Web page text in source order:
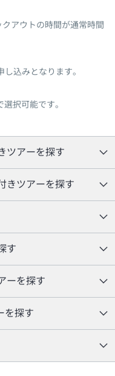
アウトの時間が通常時間
込みとなります。
択可能です。
ツアーを探す
きツアーを探す
す
ーを探す
を探す